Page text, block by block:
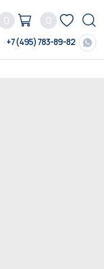
0 0
+7 (495) 783-89-82